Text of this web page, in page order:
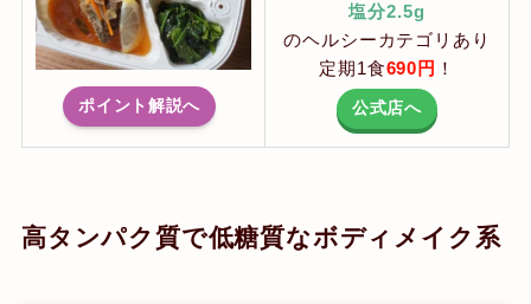
ポイント解説へ
塩分2.5g
のヘルシーカテゴリあり
定期1食690円 ！
公式店へ
高タンパク質で低糖質なボディメイク系